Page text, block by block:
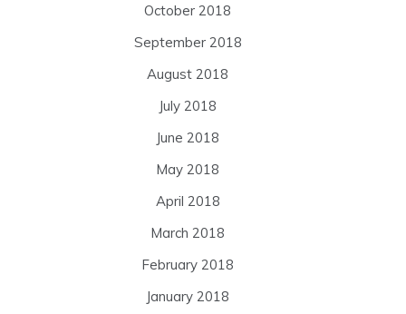
October 2018
September 2018
August 2018
July 2018
June 2018
May 2018
April 2018
March 2018
February 2018
January 2018